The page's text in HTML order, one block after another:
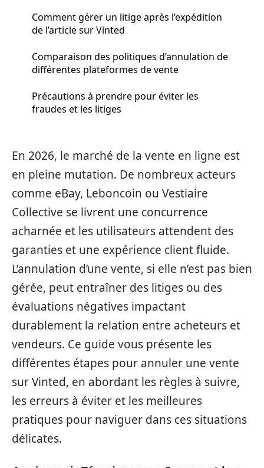
Comment gérer un litige après l’expédition
de l’article sur Vinted
Comparaison des politiques d’annulation de
différentes plateformes de vente
Précautions à prendre pour éviter les
fraudes et les litiges
En 2026, le marché de la vente en ligne est
en pleine mutation. De nombreux acteurs
comme eBay, Leboncoin ou Vestiaire
Collective se livrent une concurrence
acharnée et les utilisateurs attendent des
garanties et une expérience client fluide.
L’annulation d’une vente, si elle n’est pas bien
gérée, peut entraîner des litiges ou des
évaluations négatives impactant
durablement la relation entre acheteurs et
vendeurs. Ce guide vous présente les
différentes étapes pour annuler une vente
sur Vinted, en abordant les règles à suivre,
les erreurs à éviter et les meilleures
pratiques pour naviguer dans ces situations
délicates.